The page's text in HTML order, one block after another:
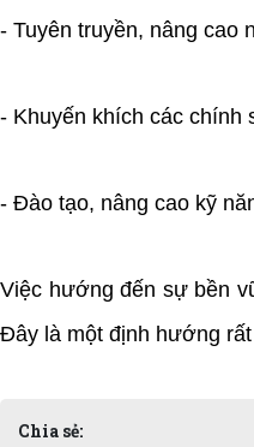
- Tuyên truyền, nâng cao
- Khuyến khích các chính
- Đào tạo, nâng cao kỹ
Việc hướng đến sự bền
Đây là một định hướng
Chia sẻ: